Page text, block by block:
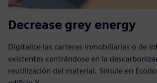
Decrease grey energy
Digitalice las carteras inmobiliarias o de
existentes centrándose en la
reutilización del material. Simule en